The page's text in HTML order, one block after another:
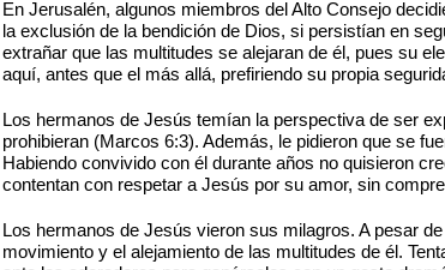
En Jerusalén, algunos miembros del Alto Consejo
la exclusión de la bendición de Dios, si persistían en
extrañar que las multitudes se alejaran de él, pues su
aquí, antes que el más allá, prefiriendo su propia
Los hermanos de Jesús temían la perspectiva de ser
prohibieran (Marcos 6:3). Además, le pidieron que se
Habiendo convivido con él durante años no quisieron
contentan con respetar a Jesús por su amor, sin
Los hermanos de Jesús vieron sus milagros. A pesar
movimiento y el alejamiento de las multitudes de él.